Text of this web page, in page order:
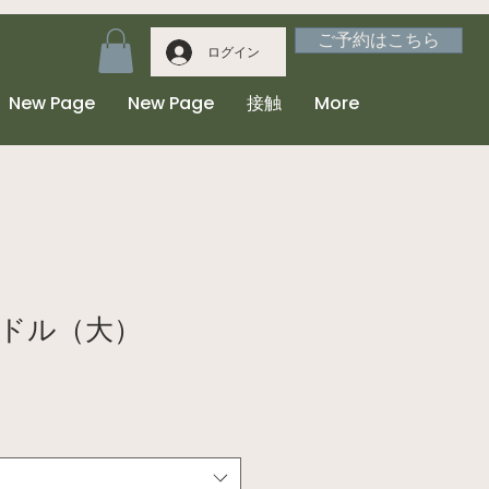
ログイン ご予約はこちら
New Page New Page 接触 More
ル（大）